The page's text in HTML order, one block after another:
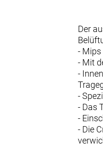
Der
-
- Mit
-
-
- Das
-
- Die